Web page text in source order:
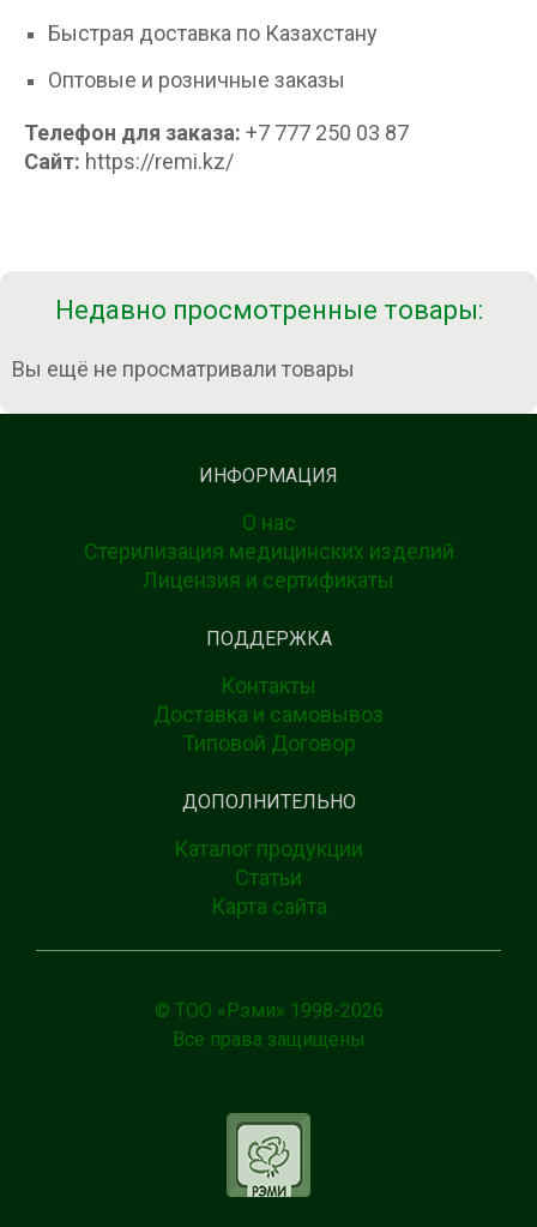
Быстрая доставка по Казахстану
Оптовые и розничные заказы
Телефон для заказа: +7 777 250 03 87
Сайт: https://remi.kz/
Недавно просмотренные товары:
Вы ещё не просматривали товары
ИНФОРМАЦИЯ
О нас
Стерилизация медицинских изделий
Лицензия и сертификаты
ПОДДЕРЖКА
Контакты
Доставка и самовывоз
Типовой Договор
ДОПОЛНИТЕЛЬНО
Каталог продукции
Статьи
Карта сайта
© ТОО «Рэми» 1998-2026
Все права защищены